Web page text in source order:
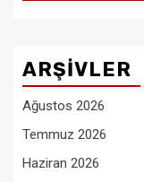
ARŞIVLER
Ağustos 2026
Temmuz 2026
Haziran 2026